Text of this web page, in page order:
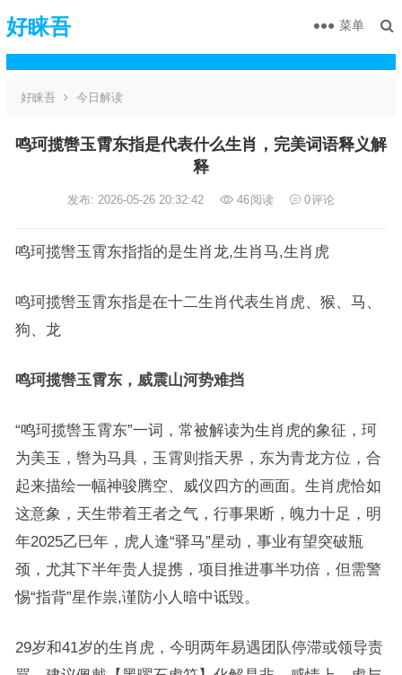
好睐吾 菜单
好睐吾 今日解读
鸣珂揽辔玉霄东指是代表什么生肖，完美词语释义解
释
发布: 2026-05-26 20:32:42 46阅读 0评论
鸣珂揽辔玉霄东指指的是生肖龙,生肖马,生肖虎
鸣珂揽辔玉霄东指是在十二生肖代表生肖虎、猴、马、
狗、龙
鸣珂揽辔玉霄东，威震山河势难挡
“鸣珂揽辔玉霄东”一词，常被解读为生肖虎的象征，珂
为美玉，辔为马具，玉霄则指天界，东为青龙方位，合
起来描绘一幅神骏腾空、威仪四方的画面。生肖虎恰如
这意象，天生带着王者之气，行事果断，魄力十足，明
年2025乙巳年，虎人逢“驿马”星动，事业有望突破瓶
颈，尤其下半年贵人提携，项目推进事半功倍，但需警
惕“指背”星作祟,谨防小人暗中诋毁。
29岁和41岁的生肖虎，今明两年易遇团队停滞或领导责